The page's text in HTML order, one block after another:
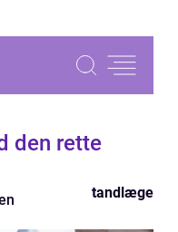
den rette
tandlæge